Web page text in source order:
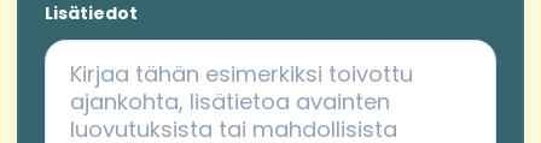
Lisätiedot